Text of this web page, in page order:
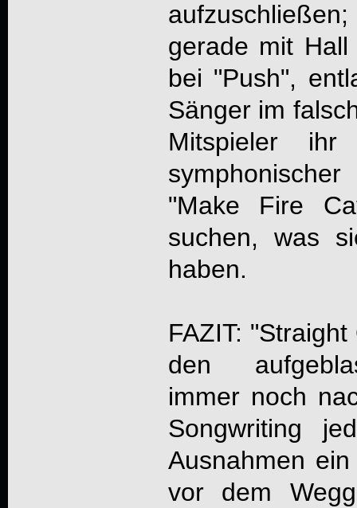
gerade mit
bei "Push",
Sänger im
Mitspieler
"Make Fire
suchen, was
haben.
FAZIT:
den
immer noch
Songwriting
Ausnahmen
vor dem